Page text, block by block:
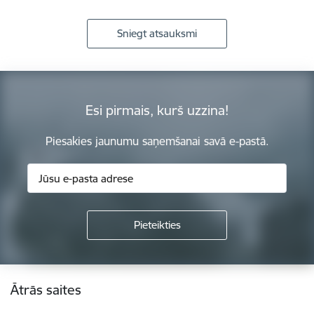
Sniegt atsauksmi
Esi pirmais, kurš uzzina!
Piesakies jaunumu saņemšanai savā e-pastā.
Kājene
Ātrās saites